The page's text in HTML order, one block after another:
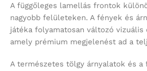
A függőleges lamellás frontok
nagyobb felületeken. A fények és
játéka folyamatosan változó
amely prémium megjelenést ad a
A természetes tölgy árnyalatok és